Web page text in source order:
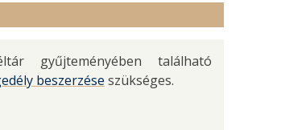
gyűjteményében található
beszerzése szükséges.